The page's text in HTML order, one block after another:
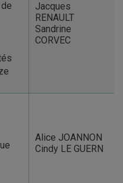
Jacques
RENAULT
Sandrine
CORVEC
Alice JOANNON
Cindy LE GUERN